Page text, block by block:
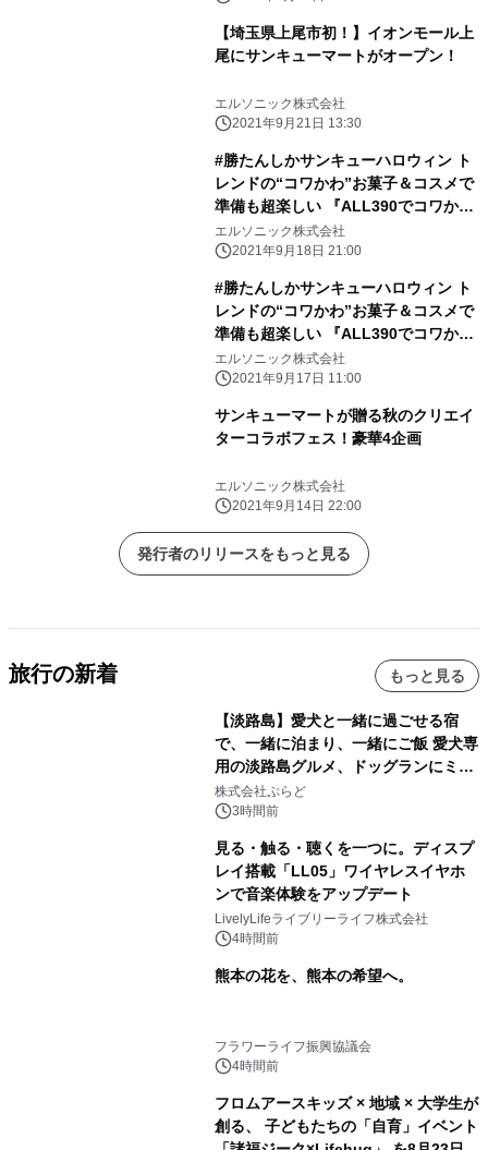
【埼玉県上尾市初！】イオンモール上
尾にサンキューマートがオープン！
エルソニック株式会社
2021年9月21日 13:30
#勝たんしかサンキューハロウィン ト
レンドの“コワかわ”お菓子＆コスメで
準備も超楽しい 『ALL390でコワかわ
ハロウィン』が9月24日(金) からスタ
ート！
エルソニック株式会社
2021年9月18日 21:00
#勝たんしかサンキューハロウィン ト
レンドの“コワかわ”お菓子＆コスメで
準備も超楽しい 『ALL390でコワかわ
ハロウィン』が9月24日(金) からスタ
ート！
エルソニック株式会社
2021年9月17日 11:00
サンキューマートが贈る秋のクリエイ
ターコラボフェス！豪華4企画
エルソニック株式会社
2021年9月14日 22:00
発行者のリリースをもっと見る
旅行の新着 もっと見る
【淡路島】愛犬と一緒に過ごせる宿
で、一緒に泊まり、一緒にご飯 愛犬専
用の淡路島グルメ、ドッグランにミニ
プール グランピングとトレーラーハウ
スの2施設で
株式会社ぷらど
3時間前
見る・触る・聴くを一つに。ディスプ
レイ搭載「LL05」ワイヤレスイヤホ
ンで音楽体験をアップデート
LivelyLifeライブリーライフ株式会社
4時間前
熊本の花を、熊本の希望へ。
フラワーライフ振興協議会
4時間前
フロムアースキッズ × 地域 × 大学生が
創る、 子どもたちの「自育」イベント